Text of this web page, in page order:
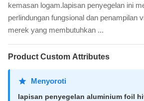
kemasan logam.lapisan penyegelan ini
perlindungan fungsional dan penampilan
merek yang membutuhkan ...
Product Custom Attributes
Menyoroti
lapisan penyegelan aluminium foil